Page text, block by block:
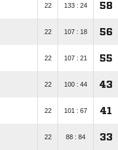
22 133 : 24 58
22 107 : 18 56
22 107 : 21 55
22 100 : 44 43
22 101 : 67 41
22 88 : 84 33